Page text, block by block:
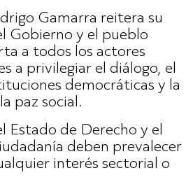
Gamarra reitera su
Gobierno y el pueblo
a todos los actores
a privilegiar el diálogo, el
democráticas y la
paz social.
Estado de Derecho y el
deben prevalecer
interés sectorial o